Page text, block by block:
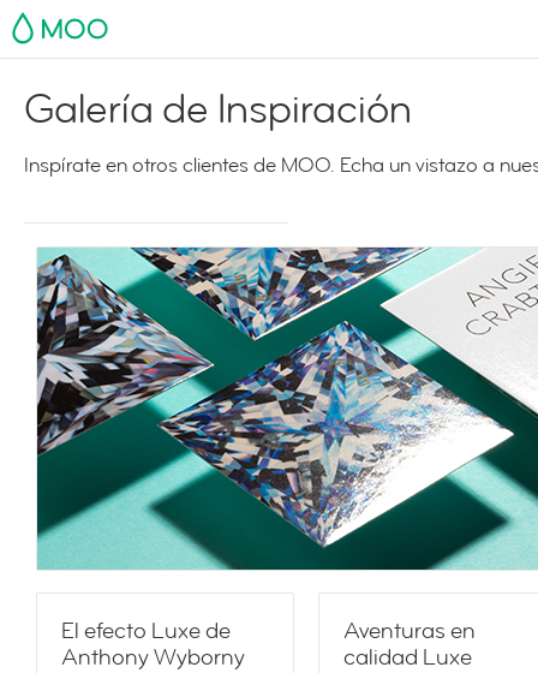
MOO
Galería de Inspiración
Inspírate en otros clientes de MOO. Echa un vistazo a
El efecto Luxe de
Anthony Wyborny
Aventuras en
calidad Luxe